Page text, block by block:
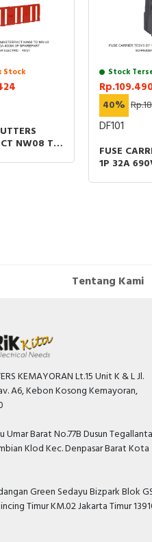
Stock
NW08 TO
Stock
40%
DF101
FUSE
1P 32A
Tentang Kami
KEMAYORAN Lt.15 Unit K & L Jl.
A6, Kebon Kosong Kemayoran,
Umar Barat No.77B Dusun
Klod Kec. Denpasar Barat Kota
Green Sedayu Bizpark Blok
Timur KM.02 Jakarta Timur